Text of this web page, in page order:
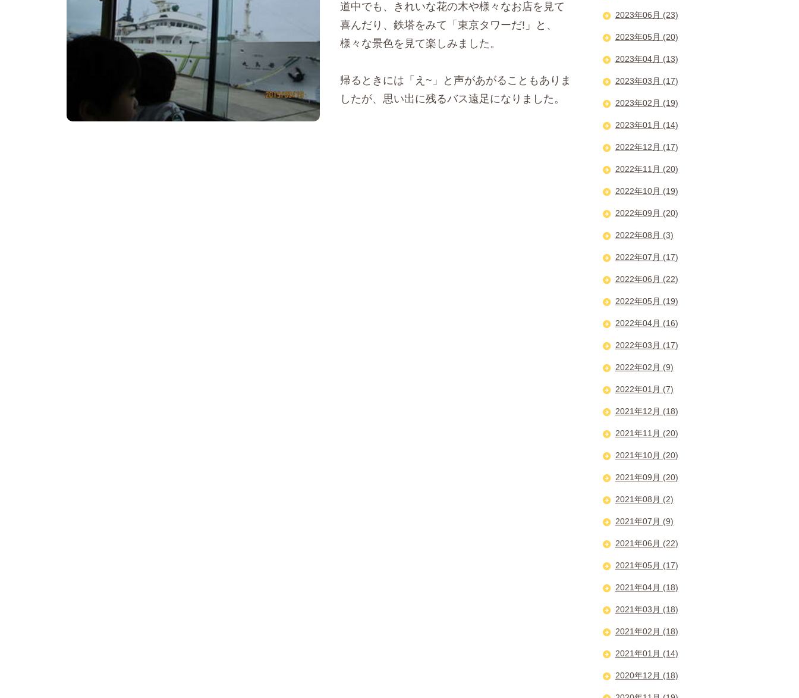
道中でも、きれいな花の木や様々なお店を見て
喜んだり、鉄塔をみて「東京タワーだ!」と、
様々な景色を見て楽しみました。
帰るときには「え~」と声があがることもありま
したが、思い出に残るバス遠足になりました。
2023年06月 (23)
2023年05月 (20)
2023年04月 (13)
2023年03月 (17)
2023年02月 (19)
2023年01月 (14)
2022年12月 (17)
2022年11月 (20)
2022年10月 (19)
2022年09月 (20)
2022年08月 (3)
2022年07月 (17)
2022年06月 (22)
2022年05月 (19)
2022年04月 (16)
2022年03月 (17)
2022年02月 (9)
2022年01月 (7)
2021年12月 (18)
2021年11月 (20)
2021年10月 (20)
2021年09月 (20)
2021年08月 (2)
2021年07月 (9)
2021年06月 (22)
2021年05月 (17)
2021年04月 (18)
2021年03月 (18)
2021年02月 (18)
2021年01月 (14)
2020年12月 (18)